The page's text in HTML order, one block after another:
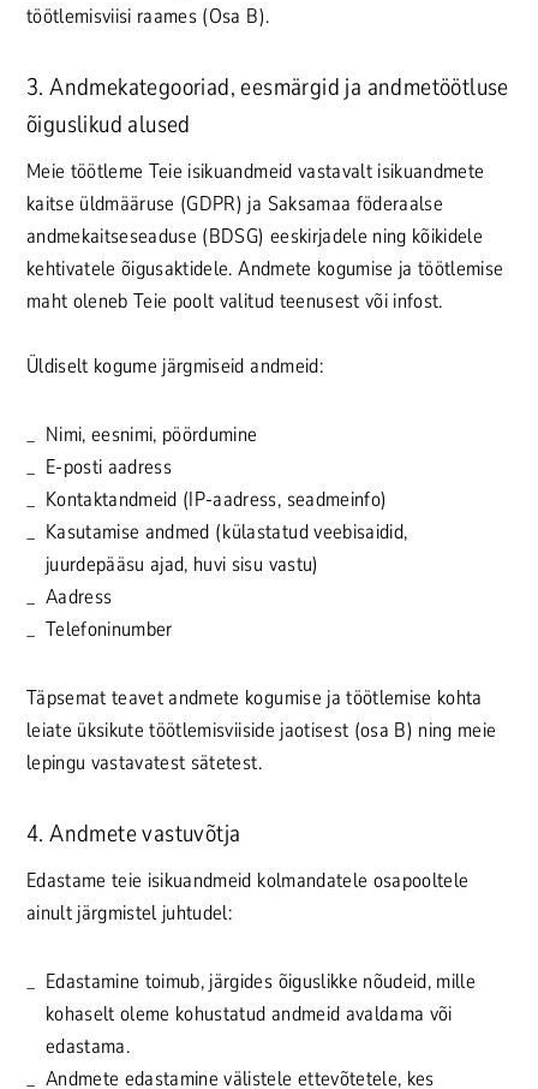
töötlemisviisi raames (Osa B).
3. Andmekategooriad, eesmärgid ja andmetöötluse
õiguslikud alused
Meie töötleme Teie isikuandmeid vastavalt isikuandmete
kaitse üldmääruse (GDPR) ja Saksamaa föderaalse
andmekaitseseaduse (BDSG) eeskirjadele ning kõikidele
kehtivatele õigusaktidele. Andmete kogumise ja töötlemise
maht oleneb Teie poolt valitud teenusest või infost.
Üldiselt kogume järgmiseid andmeid:
Nimi, eesnimi, pöördumine
E-posti aadress
Kontaktandmeid (IP-aadress, seadmeinfo)
Kasutamise andmed (külastatud veebisaidid,
juurdepääsu ajad, huvi sisu vastu)
Aadress
Telefoninumber
Täpsemat teavet andmete kogumise ja töötlemise kohta
leiate üksikute töötlemisviiside jaotisest (osa B) ning meie
lepingu vastavatest sätetest.
4. Andmete vastuvõtja
Edastame teie isikuandmeid kolmandatele osapooltele
ainult järgmistel juhtudel:
Edastamine toimub, järgides õiguslikke nõudeid, mille
kohaselt oleme kohustatud andmeid avaldama või
edastama.
Andmete edastamine välistele ettevõtetele, kes